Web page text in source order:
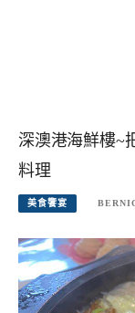
深澳港海鮮樓~
料理
美食饗宴